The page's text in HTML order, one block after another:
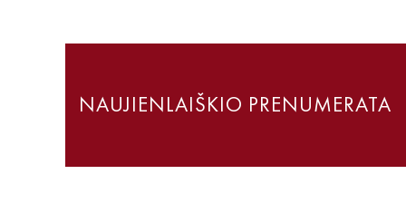
NAUJIENLAIŠKIO PRENUMERATA